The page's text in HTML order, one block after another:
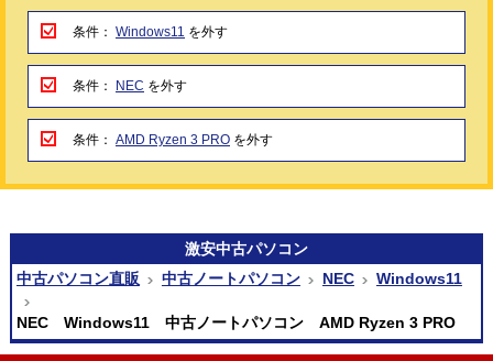
条件： Windows11 を外す
条件： NEC を外す
条件： AMD Ryzen 3 PRO を外す
激安中古パソコン
中古パソコン直販
中古ノートパソコン NEC Windows11
NEC Windows11 中古ノートパソコン AMD Ryzen 3 PRO